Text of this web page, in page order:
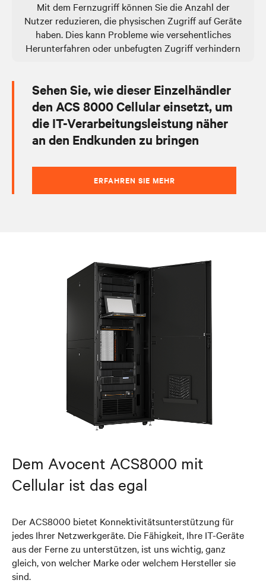
Mit dem Fernzugriff können Sie die Anzahl der
Nutzer reduzieren, die physischen Zugriff auf Geräte
haben. Dies kann Probleme wie versehentliches
Herunterfahren oder unbefugten Zugriff verhindern
Sehen Sie, wie dieser Einzelhändler
den ACS 8000 Cellular einsetzt, um
die IT-Verarbeitungsleistung näher
an den Endkunden zu bringen
ERFAHREN SIE MEHR
Dem Avocent ACS8000 mit
Cellular ist das egal
Der ACS8000 bietet Konnektivitätsunterstützung für
jedes Ihrer Netzwerkgeräte. Die Fähigkeit, Ihre IT-Geräte
aus der Ferne zu unterstützen, ist uns wichtig, ganz
gleich, von welcher Marke oder welchem Hersteller sie
sind.